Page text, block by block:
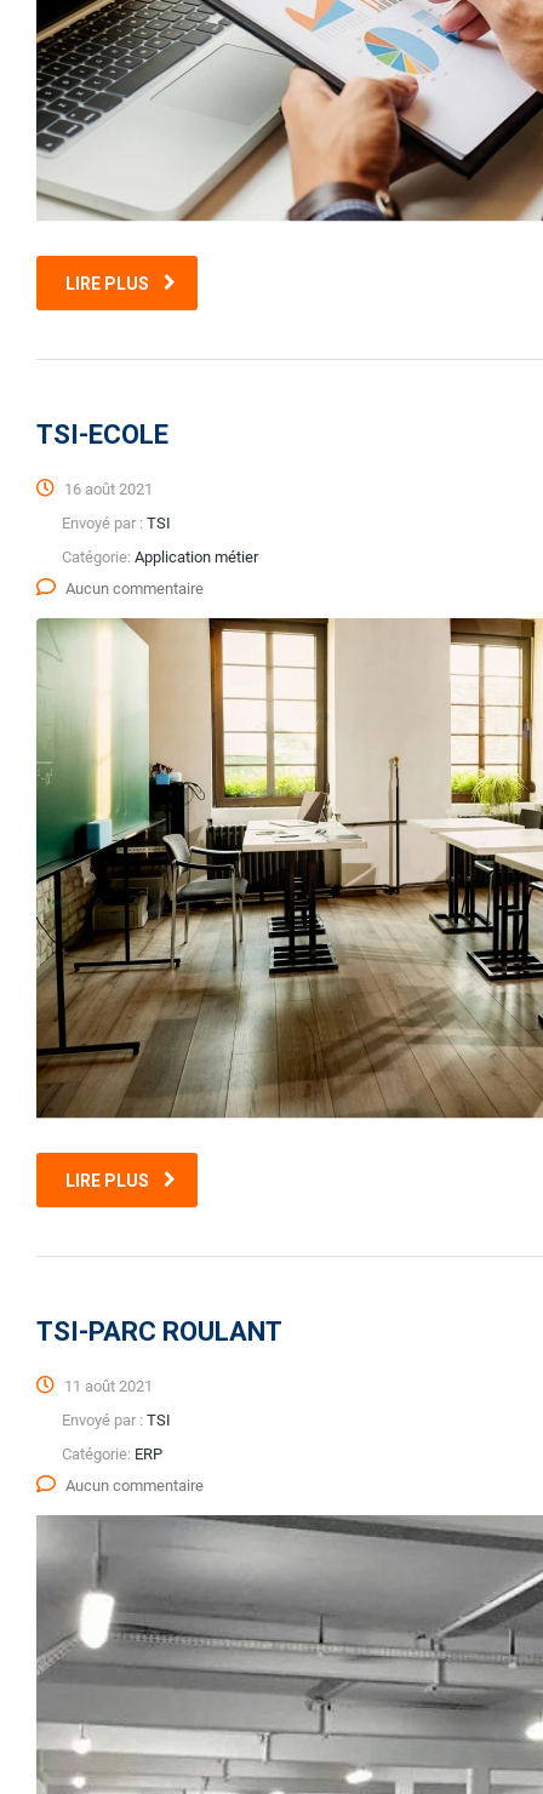
LIRE PLUS
TSI-ECOLE
16 août 2021
Envoyé par : TSI
Catégorie: Application métier
Aucun commentaire
LIRE PLUS
TSI-PARC ROULANT
11 août 2021
Envoyé par : TSI
Catégorie: ERP
Aucun commentaire